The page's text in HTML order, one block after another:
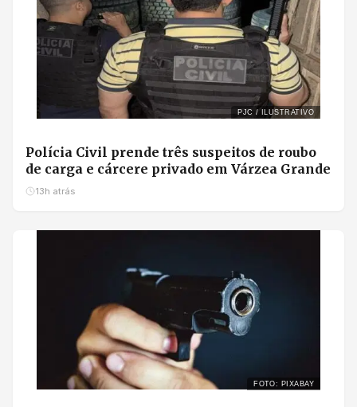
PJC / ILUSTRATIVO
Polícia Civil prende três suspeitos de roubo
de carga e cárcere privado em Várzea Grande
13h atrás
FOTO: PIXABAY